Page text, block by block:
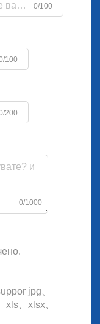
0/100
100
200
0/1000
jpg、
xls、xlsx、